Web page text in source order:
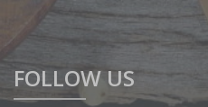
FOLLOW US